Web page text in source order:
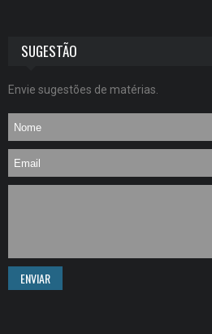
SUGESTÃO
Envie sugestões de matérias.
ENVIAR